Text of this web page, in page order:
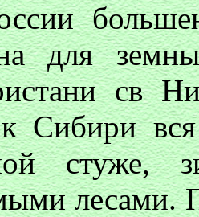
для
св
к Сибири
стуже,
лесами.